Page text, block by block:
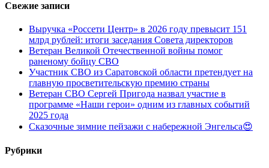
Свежие записи
Выручка «Россети Центр» в 2026 году превысит 151
млрд рублей: итоги заседания Совета директоров
Ветеран Великой Отечественной войны помог
раненому бойцу СВО
Участник СВО из Саратовской области претендует на
главную просветительскую премию страны
Ветеран СВО Сергей Пригода назвал участие в
программе «Наши герои» одним из главных событий
2025 года
Сказочные зимние пейзажи с набережной Энгельса😍
Рубрики